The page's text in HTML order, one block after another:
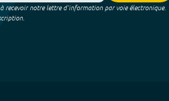
recevoir notre lettre d’information par voie électronique.